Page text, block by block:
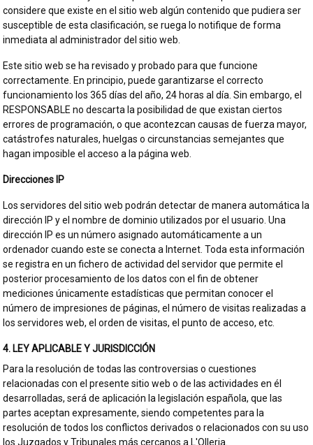
considere que existe en el sitio web algún contenido que pudiera ser
susceptible de esta clasificación, se ruega lo notifique de forma
inmediata al administrador del sitio web.
Este sitio web se ha revisado y probado para que funcione
correctamente. En principio, puede garantizarse el correcto
funcionamiento los 365 días del año, 24 horas al día. Sin embargo, el
RESPONSABLE no descarta la posibilidad de que existan ciertos
errores de programación, o que acontezcan causas de fuerza mayor,
catástrofes naturales, huelgas o circunstancias semejantes que
hagan imposible el acceso a la página web.
Direcciones IP
Los servidores del sitio web podrán detectar de manera automática la
dirección IP y el nombre de dominio utilizados por el usuario. Una
dirección IP es un número asignado automáticamente a un
ordenador cuando este se conecta a Internet. Toda esta información
se registra en un fichero de actividad del servidor que permite el
posterior procesamiento de los datos con el fin de obtener
mediciones únicamente estadísticas que permitan conocer el
número de impresiones de páginas, el número de visitas realizadas a
los servidores web, el orden de visitas, el punto de acceso, etc.
4. LEY APLICABLE Y JURISDICCIÓN
Para la resolución de todas las controversias o cuestiones
relacionadas con el presente sitio web o de las actividades en él
desarrolladas, será de aplicación la legislación española, que las
partes aceptan expresamente, siendo competentes para la
resolución de todos los conflictos derivados o relacionados con su uso
los Juzgados y Tribunales más cercanos a L'Olleria.